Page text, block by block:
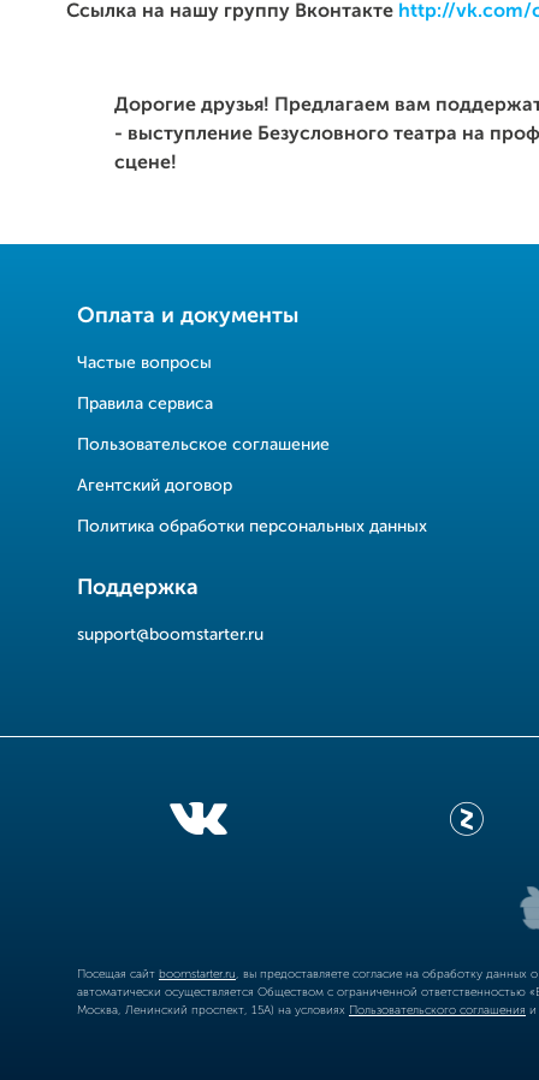
Ссылка на нашу группу Вконтакте http://vk.com/
Дорогие друзья! Предлагаем вам
- выступление Безусловного театра на
сцене!
Оплата и документы
Частые вопросы
Правила сервиса
Пользовательское соглашение
Агентский договор
Политика обработки персональных данных
Поддержка
support@boomstarter.ru
Посещая сайт boomstarter.ru , вы предоставляете согласие на обработку
автоматически осуществляется Обществом с ограниченной
Москва, Ленинский проспект, 15А) на условиях Пользовательского соглашения и